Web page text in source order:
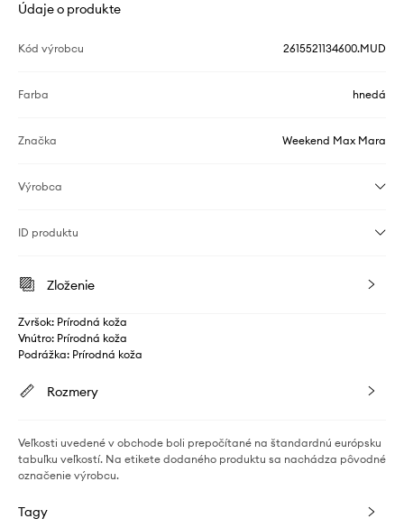
Údaje o produkte
Kód výrobcu 2615521134600.MUD
Farba hnedá
Značka Weekend Max Mara
Výrobca
ID produktu
Zloženie
Zvršok: Prírodná koža
Vnútro: Prírodná koža
Podrážka: Prírodná koža
Rozmery
Veľkosti uvedené v obchode boli prepočítané na štandardnú európsku
tabuľku veľkostí. Na etikete dodaného produktu sa nachádza pôvodné
označenie výrobcu.
Tagy